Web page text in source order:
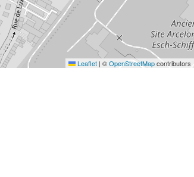
Leaflet | ©OpenStreetMapcontributors